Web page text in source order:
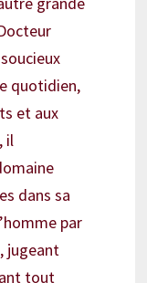
quotidien,
et aux
il
dans sa
par
jugeant
tout